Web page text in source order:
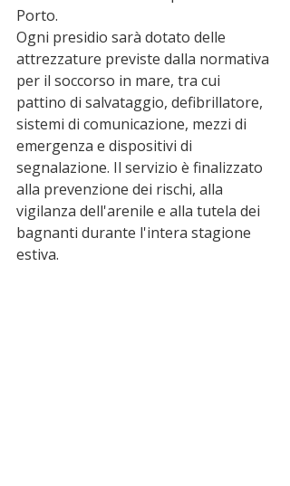
Porto.
Ogni presidio sarà dotato delle
attrezzature previste dalla normativa
per il soccorso in mare, tra cui
pattino di salvataggio, defibrillatore,
sistemi di comunicazione, mezzi di
emergenza e dispositivi di
segnalazione. Il servizio è finalizzato
alla prevenzione dei rischi, alla
vigilanza dell'arenile e alla tutela dei
bagnanti durante l'intera stagione
estiva.